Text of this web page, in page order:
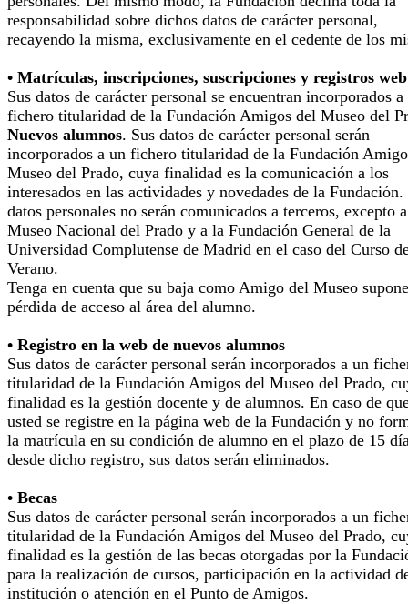
responsabilidad sobre dichos datos de carácter personal,
recayendo la misma, exclusivamente en el cedente de los
• Matrículas, inscripciones, suscripciones y registros web
Sus datos de carácter personal se encuentran incorporados a
fichero titularidad de la Fundación Amigos del Museo del
Nuevos alumnos. Sus datos de carácter personal serán
incorporados a un fichero titularidad de la Fundación
Museo del Prado, cuya finalidad es la comunicación a los
interesados en las actividades y novedades de la Fundación.
datos personales no serán comunicados a terceros, excepto
Museo Nacional del Prado y a la Fundación General de la
Universidad Complutense de Madrid en el caso del Curso
Verano.
Tenga en cuenta que su baja como Amigo del Museo
pérdida de acceso al área del alumno.
• Registro en la web de nuevos alumnos
Sus datos de carácter personal serán incorporados a un
titularidad de la Fundación Amigos del Museo del Prado,
finalidad es la gestión docente y de alumnos. En caso de
usted se registre en la página web de la Fundación y no
la matrícula en su condición de alumno en el plazo de 15
desde dicho registro, sus datos serán eliminados.
• Becas
Sus datos de carácter personal serán incorporados a un
titularidad de la Fundación Amigos del Museo del Prado,
finalidad es la gestión de las becas otorgadas por la
para la realización de cursos, participación en la actividad
institución o atención en el Punto de Amigos.